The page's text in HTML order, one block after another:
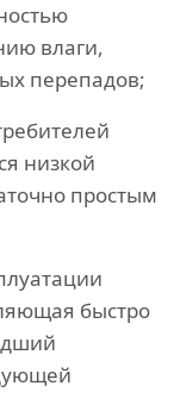
влаги,
перепадов;
низкой
простым
быстро